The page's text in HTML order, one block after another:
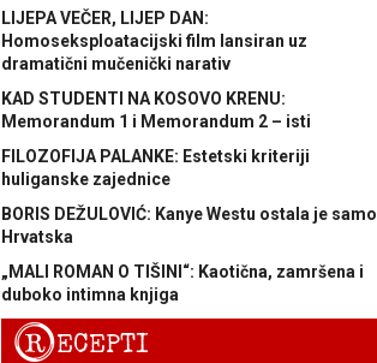
LIJEPA VEČER, LIJEP DAN:
Homoseksploatacijski film lansiran uz
dramatični mučenički narativ
KAD STUDENTI NA KOSOVO KRENU:
Memorandum 1 i Memorandum 2 – isti
FILOZOFIJA PALANKE: Estetski kriteriji
huliganske zajednice
BORIS DEŽULOVIĆ: Kanye Westu ostala je samo
Hrvatska
„MALI ROMAN O TIŠINI“: Kaotična, zamršena i
duboko intimna knjiga
RECEPTI